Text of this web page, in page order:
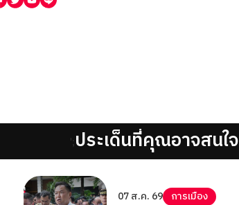
';ประเด็นที่คุณอาจสนใจ
07 ส.ค. 69 การเมือง